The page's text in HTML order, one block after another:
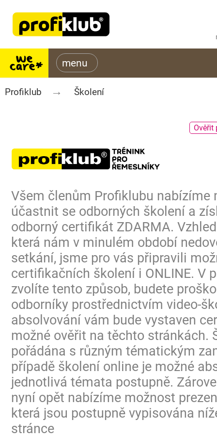
Profiklub Školení
Ověřit
Všem členům Profiklubu nabízíme
účastnit se odborných školení a
odborný certifikát ZDARMA.
která nám v minulém období
setkání, jsme pro vás připravili
certifikačních školení i ONLINE. V
zvolíte tento způsob, budete
odborníky prostřednictvím video-
absolvování vám bude vystaven
možné ověřit na těchto stránkách.
pořádána s různým tématickým
případě školení online je možné
jednotlivá témata postupně.
nyní opět nabízíme možnost
která jsou postupně vypisována
stránce